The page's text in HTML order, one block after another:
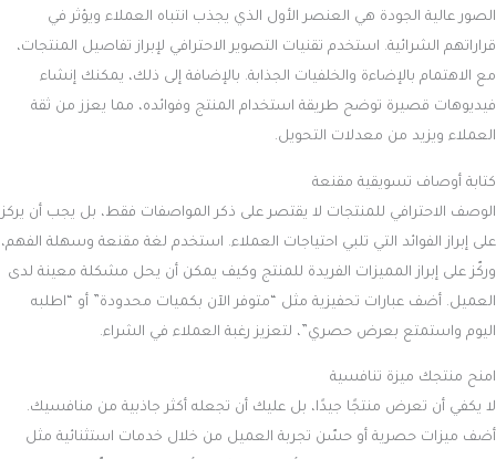
الصور عالية الجودة هي العنصر الأول الذي يجذب انتباه العملاء ويؤثر في
قراراتهم الشرائية. استخدم تقنيات التصوير الاحترافي لإبراز تفاصيل المنتجات،
مع الاهتمام بالإضاءة والخلفيات الجذابة. بالإضافة إلى ذلك، يمكنك إنشاء
فيديوهات قصيرة توضح طريقة استخدام المنتج وفوائده، مما يعزز من ثقة
العملاء ويزيد من معدلات التحويل.
كتابة أوصاف تسويقية مقنعة
الوصف الاحترافي للمنتجات لا يقتصر على ذكر المواصفات فقط، بل يجب أن يركز
على إبراز الفوائد التي تلبي احتياجات العملاء. استخدم لغة مقنعة وسهلة الفهم،
وركّز على إبراز المميزات الفريدة للمنتج وكيف يمكن أن يحل مشكلة معينة لدى
العميل. أضف عبارات تحفيزية مثل “متوفر الآن بكميات محدودة” أو “اطلبه
اليوم واستمتع بعرض حصري”، لتعزيز رغبة العملاء في الشراء.
امنح منتجك ميزة تنافسية
لا يكفي أن تعرض منتجًا جيدًا، بل عليك أن تجعله أكثر جاذبية من منافسيك.
أضف ميزات حصرية أو حسّن تجربة العميل من خلال خدمات استثنائية مثل